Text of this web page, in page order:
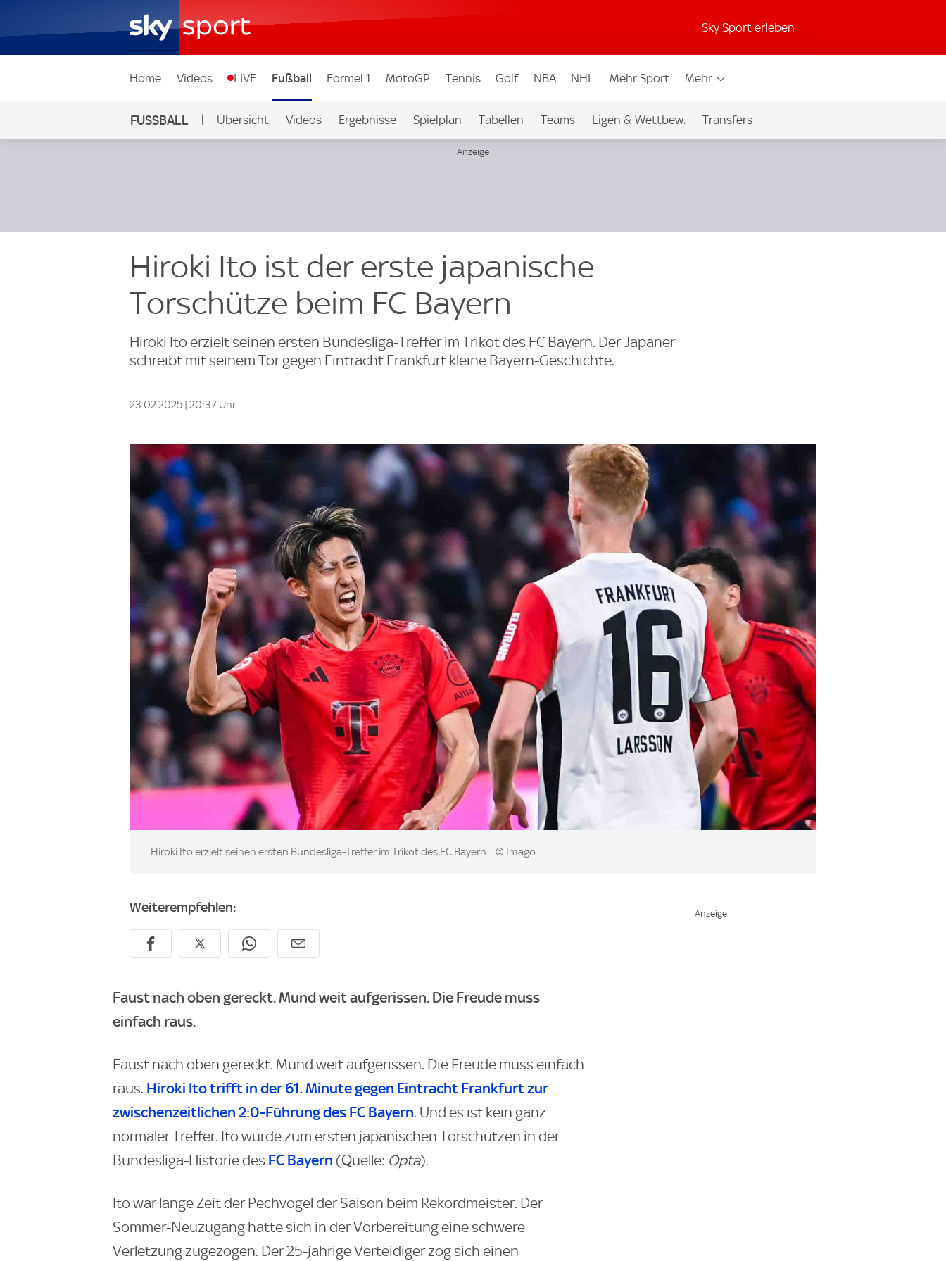
Sky Sport erleben
Home Videos LIVE Fußball Formel 1 MotoGP Tennis Golf NBA NHL Mehr Sport Mehr
FUSSBALL Übersicht Videos Ergebnisse Spielplan Tabellen Teams Ligen & Wettbew. Transfers
Hiroki Ito ist der erste japanische
Torschütze beim FC Bayern
Hiroki Ito erzielt seinen ersten Bundesliga-Treffer im Trikot des FC Bayern. Der Japaner
schreibt mit seinem Tor gegen Eintracht Frankfurt kleine Bayern-Geschichte.
23.02.2025 | 20:37 Uhr
Image:
Hiroki Ito erzielt seinen ersten Bundesliga-Treffer im Trikot des FC Bayern. © Imago
Weiterempfehlen:
Faust nach oben gereckt. Mund weit aufgerissen. Die Freude muss
einfach raus.
Faust nach oben gereckt. Mund weit aufgerissen. Die Freude muss einfach
raus. Hiroki Ito trifft in der 61. Minute gegen Eintracht Frankfurt zur
zwischenzeitlichen 2:0-Führung des FC Bayern. Und es ist kein ganz
normaler Treffer. Ito wurde zum ersten japanischen Torschützen in der
Bundesliga-Historie des FC Bayern (Quelle: Opta).
Ito war lange Zeit der Pechvogel der Saison beim Rekordmeister. Der
Sommer-Neuzugang hatte sich in der Vorbereitung eine schwere
Verletzung zugezogen. Der 25-jährige Verteidiger zog sich einen